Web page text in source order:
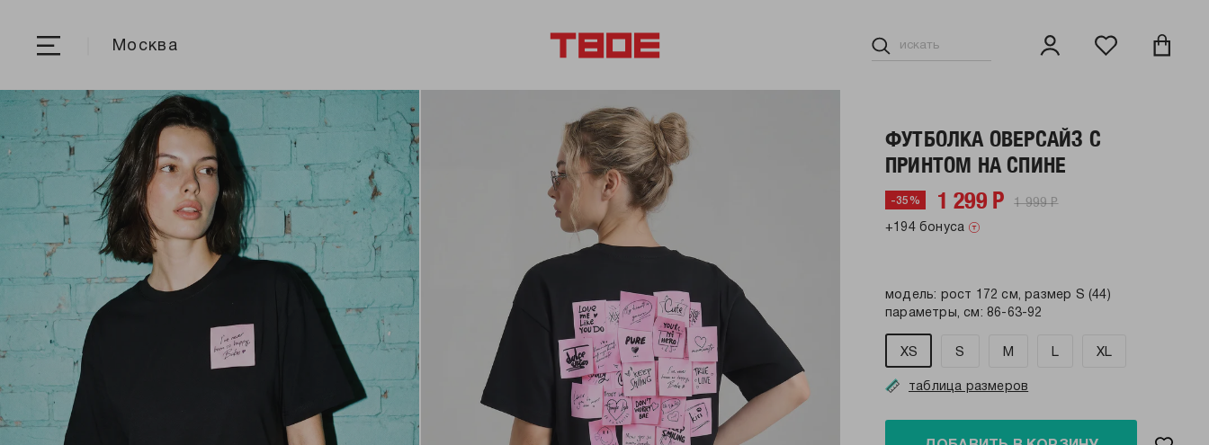
Москва
ФУТБОЛКА ОВЕРСАЙЗ С
ПРИНТОМ НА СПИНЕ
-35% 1 299 Р 1 999 Р
+194 бонуса
модель: рост 172 см, размер S (44)
параметры, см: 86-63-92
XS S M L XL
таблица размеров